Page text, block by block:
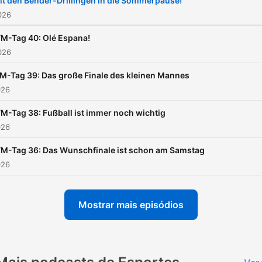
Alle Rabattcodes und
ihr hier:
Dieser Podcast wird
sales@julep.de Eine
und Philipp
Tim
Tag 40: Olé Espana!
Tag 39: Das große Finale des kleinen Mannes
Tag 38: Fußball ist immer noch wichtig
Tag 36: Das Wunschfinale ist schon am Samstag
Mostrar mais episódios